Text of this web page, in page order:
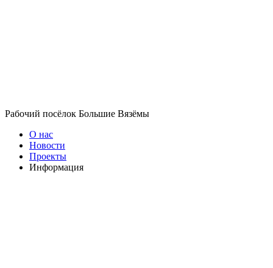
Рабочий посёлок Большие Вязёмы
О нас
Новости
Проекты
Информация